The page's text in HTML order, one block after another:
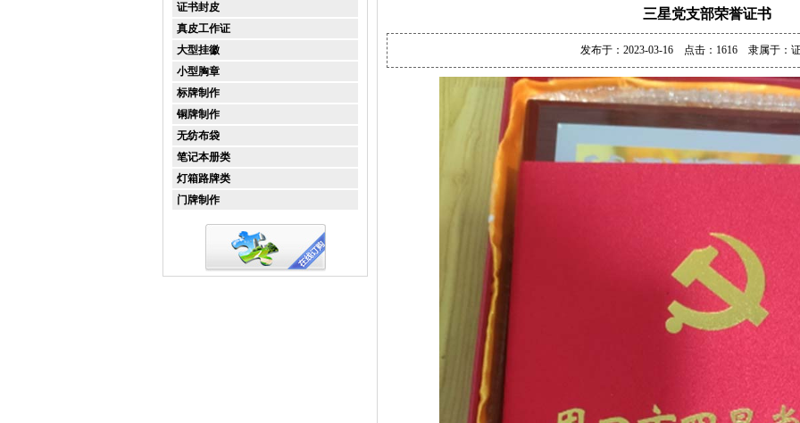
证书封皮
真皮工作证
大型挂徽
小型胸章
标牌制作
铜牌制作
无纺布袋
笔记本册类
灯箱路牌类
门牌制作
三星党支部荣誉证书
发布于：2023-03-16 点击：1616 隶属于：